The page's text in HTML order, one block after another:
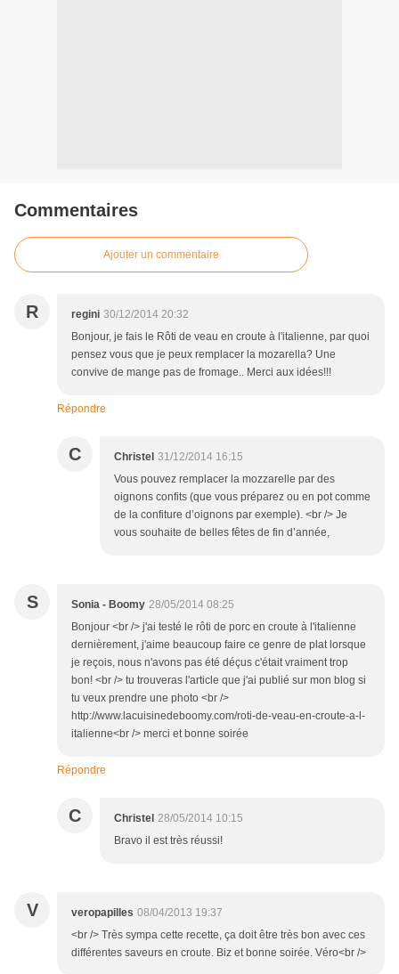
Commentaires
Ajouter un commentaire
R regini 30/12/2014 20:32
Bonjour, je fais le Rôti de veau en croute à l'italienne, par quoi
pensez vous que je peux remplacer la mozarella? Une
convive de mange pas de fromage.. Merci aux idées!!!
Répondre
C Christel 31/12/2014 16:15
Vous pouvez remplacer la mozzarelle par des
oignons confits (que vous préparez ou en pot comme
de la confiture d’oignons par exemple). <br /> Je
vous souhaite de belles fêtes de fin d’année,
S Sonia - Boomy 28/05/2014 08:25
Bonjour <br /> j'ai testé le rôti de porc en croute à l'italienne
dernièrement, j'aime beaucoup faire ce genre de plat lorsque
je reçois, nous n'avons pas été déçus c'était vraiment trop
bon! <br /> tu trouveras l'article que j'ai publié sur mon blog si
tu veux prendre une photo <br />
http://www.lacuisinedeboomy.com/roti-de-veau-en-croute-a-l-
italienne<br /> merci et bonne soirée
Répondre
C Christel 28/05/2014 10:15
Bravo il est très réussi!
V veropapilles 08/04/2013 19:37
<br /> Très sympa cette recette, ça doit être très bon avec ces
différentes saveurs en croute. Biz et bonne soirée. Véro<br />